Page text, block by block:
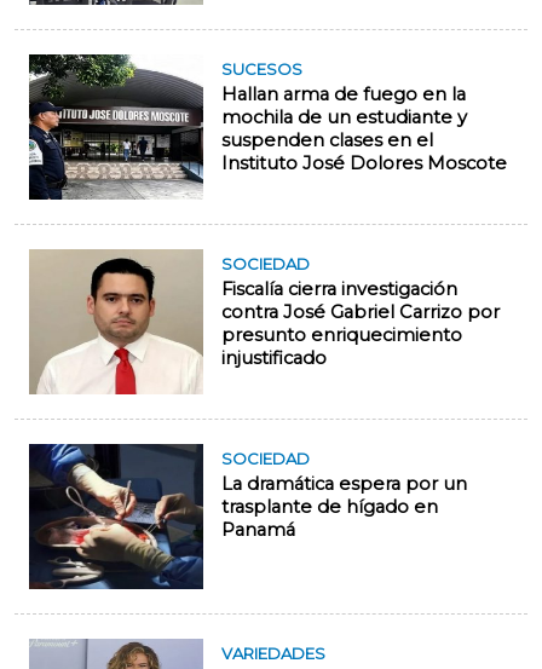
SUCESOS
Hallan arma de fuego en la
mochila de un estudiante y
suspenden clases en el
Instituto José Dolores Moscote
SOCIEDAD
Fiscalía cierra investigación
contra José Gabriel Carrizo por
presunto enriquecimiento
injustificado
SOCIEDAD
La dramática espera por un
trasplante de hígado en
Panamá
VARIEDADES